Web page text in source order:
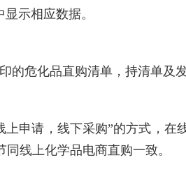
示相应数据。
的危化品直购清单，持清单及
申请，线下采购”的方式，
线上化学品电商直购一致。